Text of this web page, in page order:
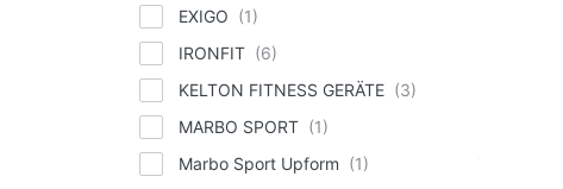
EXIGO
IRONFIT
KELTON FITNESS GERÄTE
MARBO SPORT
Marbo Sport Upform